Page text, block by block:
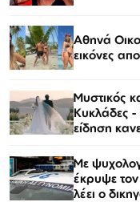
Αθηνά
εικόνες
Μυστικός
Κυκλάδες -
είδηση
Με
έκρυψε
λέει ο